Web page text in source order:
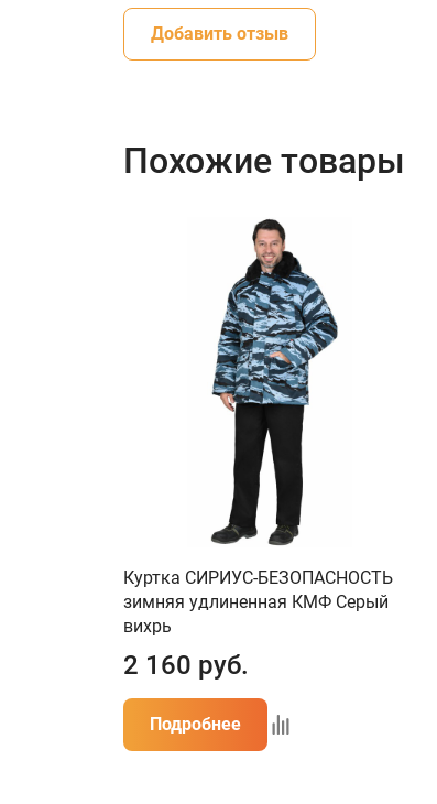
Добавить отзыв
Похожие товары
Куртка СИРИУС-БЕЗОПАСНОСТЬ
зимняя удлиненная КМФ Серый
вихрь
2 160 руб.
Подробнее